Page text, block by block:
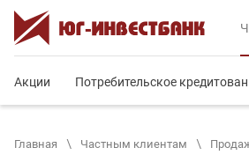
Акции Потребительское
Главная Частным клиентам